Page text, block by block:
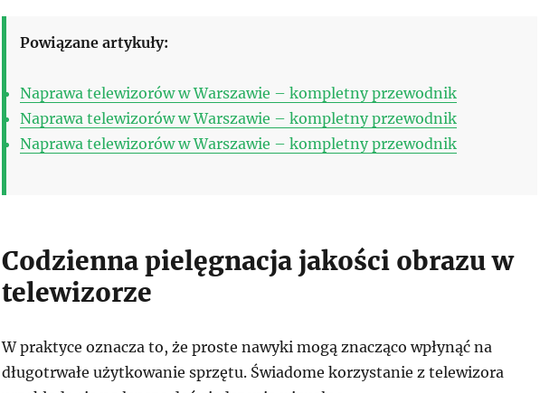
Powiązane artykuły:
Naprawa telewizorów w Warszawie – kompletny przewodnik
Naprawa telewizorów w Warszawie – kompletny przewodnik
Naprawa telewizorów w Warszawie – kompletny przewodnik
Codzienna pielęgnacja jakości obrazu w
telewizorze
W praktyce oznacza to, że proste nawyki mogą znacząco wpłynąć na
długotrwałe użytkowanie sprzętu. Świadome korzystanie z telewizora